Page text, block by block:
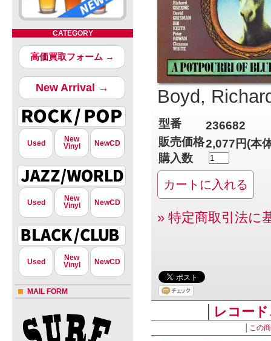
CATEGORY
高価買取フォーム →
New Arrival →
Used
New
Vinyl
NewCD
Used
New
Vinyl
NewCD
Used
New
Vinyl
NewCD
MAIL FORM
Boyd,
型番
236682
販売価格2,077円(本
購入数
» 特定商取引法に
レコー
この